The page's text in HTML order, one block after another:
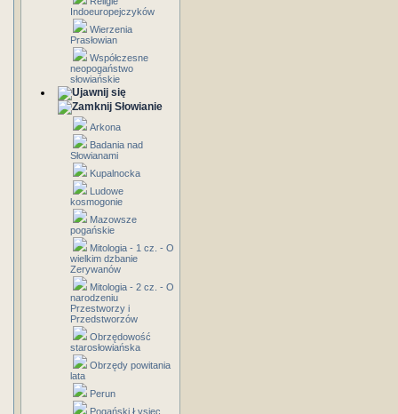
Indoeuropejczyków
Wierzenia
Prasłowian
Współczesne
neopogaństwo
słowiańskie
Słowianie
Arkona
Badania nad
Słowianami
Kupalnocka
Ludowe
kosmogonie
Mazowsze
pogańskie
Mitologia - 1 cz. - O
wielkim dzbanie
Zerywanów
Mitologia - 2 cz. - O
narodzeniu
Przestworzy i
Przedstworzów
Obrzędowość
starosłowiańska
Obrzędy powitania
lata
Perun
Pogański Łysiec